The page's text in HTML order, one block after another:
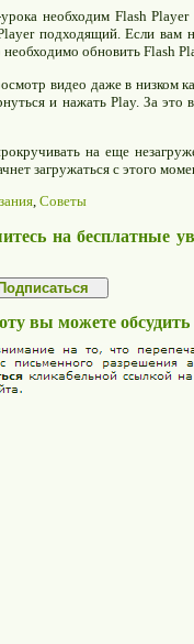
необходим Flash
подходящий. Если вам
необходимо обновить Flash
видео даже в низком
и нажать Play. За это
на еще
загружаться с этого
, Советы
на бесплатные
вы можете